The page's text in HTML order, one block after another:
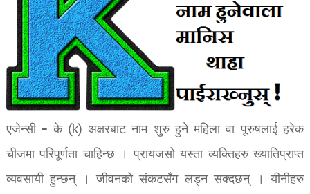
एजेन्सी – के (k) अक्षरबाट नाम शुरु हुने महिला वा पूरुषलाई हरेक
चीजमा परिपूर्णता चाहिन्छ । प्रायजसो यस्ता व्यक्तिहरु ख्यातिप्राप्त
व्यवसायी हुन्छन् । जीवनको संकटसँग लड्न सक्दछन् । यीनीहरु